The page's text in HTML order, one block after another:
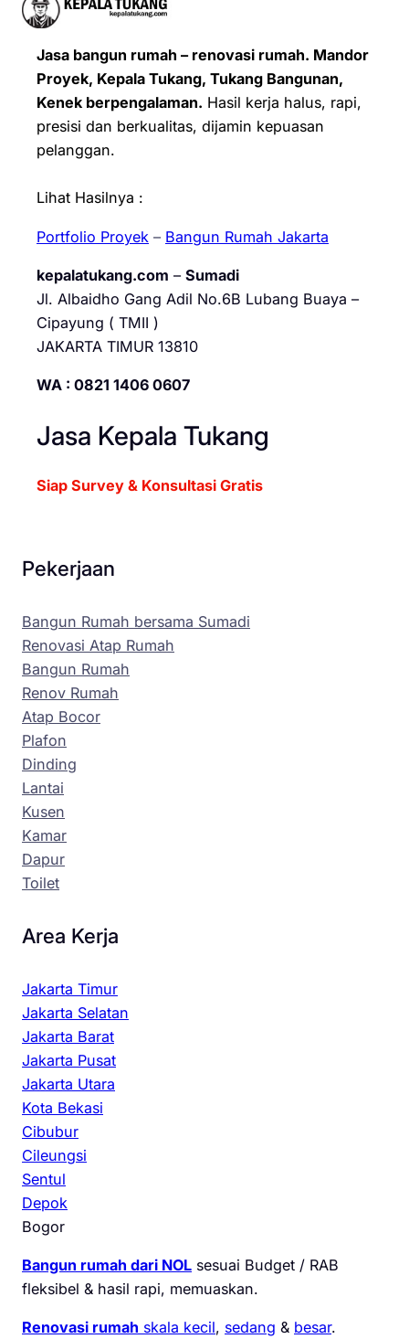
Jasa bangun rumah – renovasi rumah. Mandor
Proyek, Kepala Tukang, Tukang Bangunan,
Kenek berpengalaman. Hasil kerja halus, rapi,
presisi dan berkualitas, dijamin kepuasan
pelanggan.
Lihat Hasilnya :
Portfolio Proyek – Bangun Rumah Jakarta
kepalatukang.com – Sumadi
Jl. Albaidho Gang Adil No.6B Lubang Buaya –
Cipayung ( TMII )
JAKARTA TIMUR 13810
WA : 0821 1406 0607
Jasa Kepala Tukang
Siap Survey & Konsultasi Gratis
Pekerjaan
Bangun Rumah bersama Sumadi
Renovasi Atap Rumah
Bangun Rumah
Renov Rumah
Atap Bocor
Plafon
Dinding
Lantai
Kusen
Kamar
Dapur
Toilet
Area Kerja
Jakarta Timur
Jakarta Selatan
Jakarta Barat
Jakarta Pusat
Jakarta Utara
Kota Bekasi
Cibubur
Cileungsi
Sentul
Depok
Bogor
Bangun rumah dari NOL sesuai Budget / RAB
fleksibel & hasil rapi, memuaskan.
Renovasi rumah skala kecil, sedang & besar.